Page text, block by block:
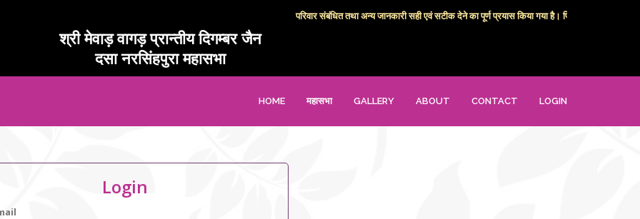
परिवार संबंधित तथा अन्य जानकारी सही एवं सटीक देने का पूर्ण प्रयास किया गया है। फिर भी कोई
श्री मेवाड़ वागड़ प्रान्तीय दिगम्बर जैन
दसा नरसिंहपुरा महासभा
HOME महासभा GALLERY ABOUT CONTACT LOGIN
Login